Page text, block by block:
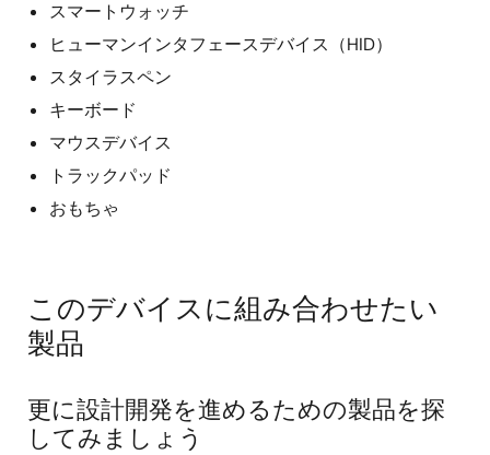
スマートウォッチ
ヒューマンインタフェースデバイス（HID）
スタイラスペン
キーボード
マウスデバイス
トラックパッド
おもちゃ
このデバイスに組み合わせたい
製品
更に設計開発を進めるための製品を探
してみましょう